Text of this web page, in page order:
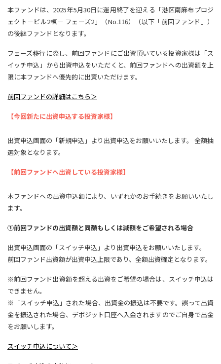
本ファンドは、2025年5月30日に運用終了を迎える「港区南麻布プロジ
ェクト－ビル2棟－ フェーズ2」（No.116）（以下「前回ファンド」）
の後継ファンドとなります。
フェーズ移行に際し、前回ファンドにご出資頂いている投資家様は「ス
イッチ申込」から出資申込をいただくと、前回ファンドへの出資額を上
限に本ファンドへ優先的に出資いただけます。
前回ファンドの詳細はこちら＞
【今回新たに出資申込する投資家様】
出資申込画面の「新規申込」より出資申込をお願いいたします。 全額抽
選対象となります。
【前回ファンドへ出資している投資家様】
本ファンドへの出資申込額により、いずれかのお手続きをお願いいたし
ます。
①前回ファンドの出資額と同額もしくは減額をご希望される場合
出資申込画面の「スイッチ申込」より出資申込をお願いいたします。
前回ファンド出資額が出資申込上限であり、全額出資確定となります。
※前回ファンド出資額を超える出資をご希望の場合は、スイッチ申込は
できません。
※「スイッチ申込」された場合、出資金の振込は不要です。誤って出資
金を振込された場合、デポジット口座へ入金されますのでご自身で出金
をお願いします。
スイッチ申込について＞